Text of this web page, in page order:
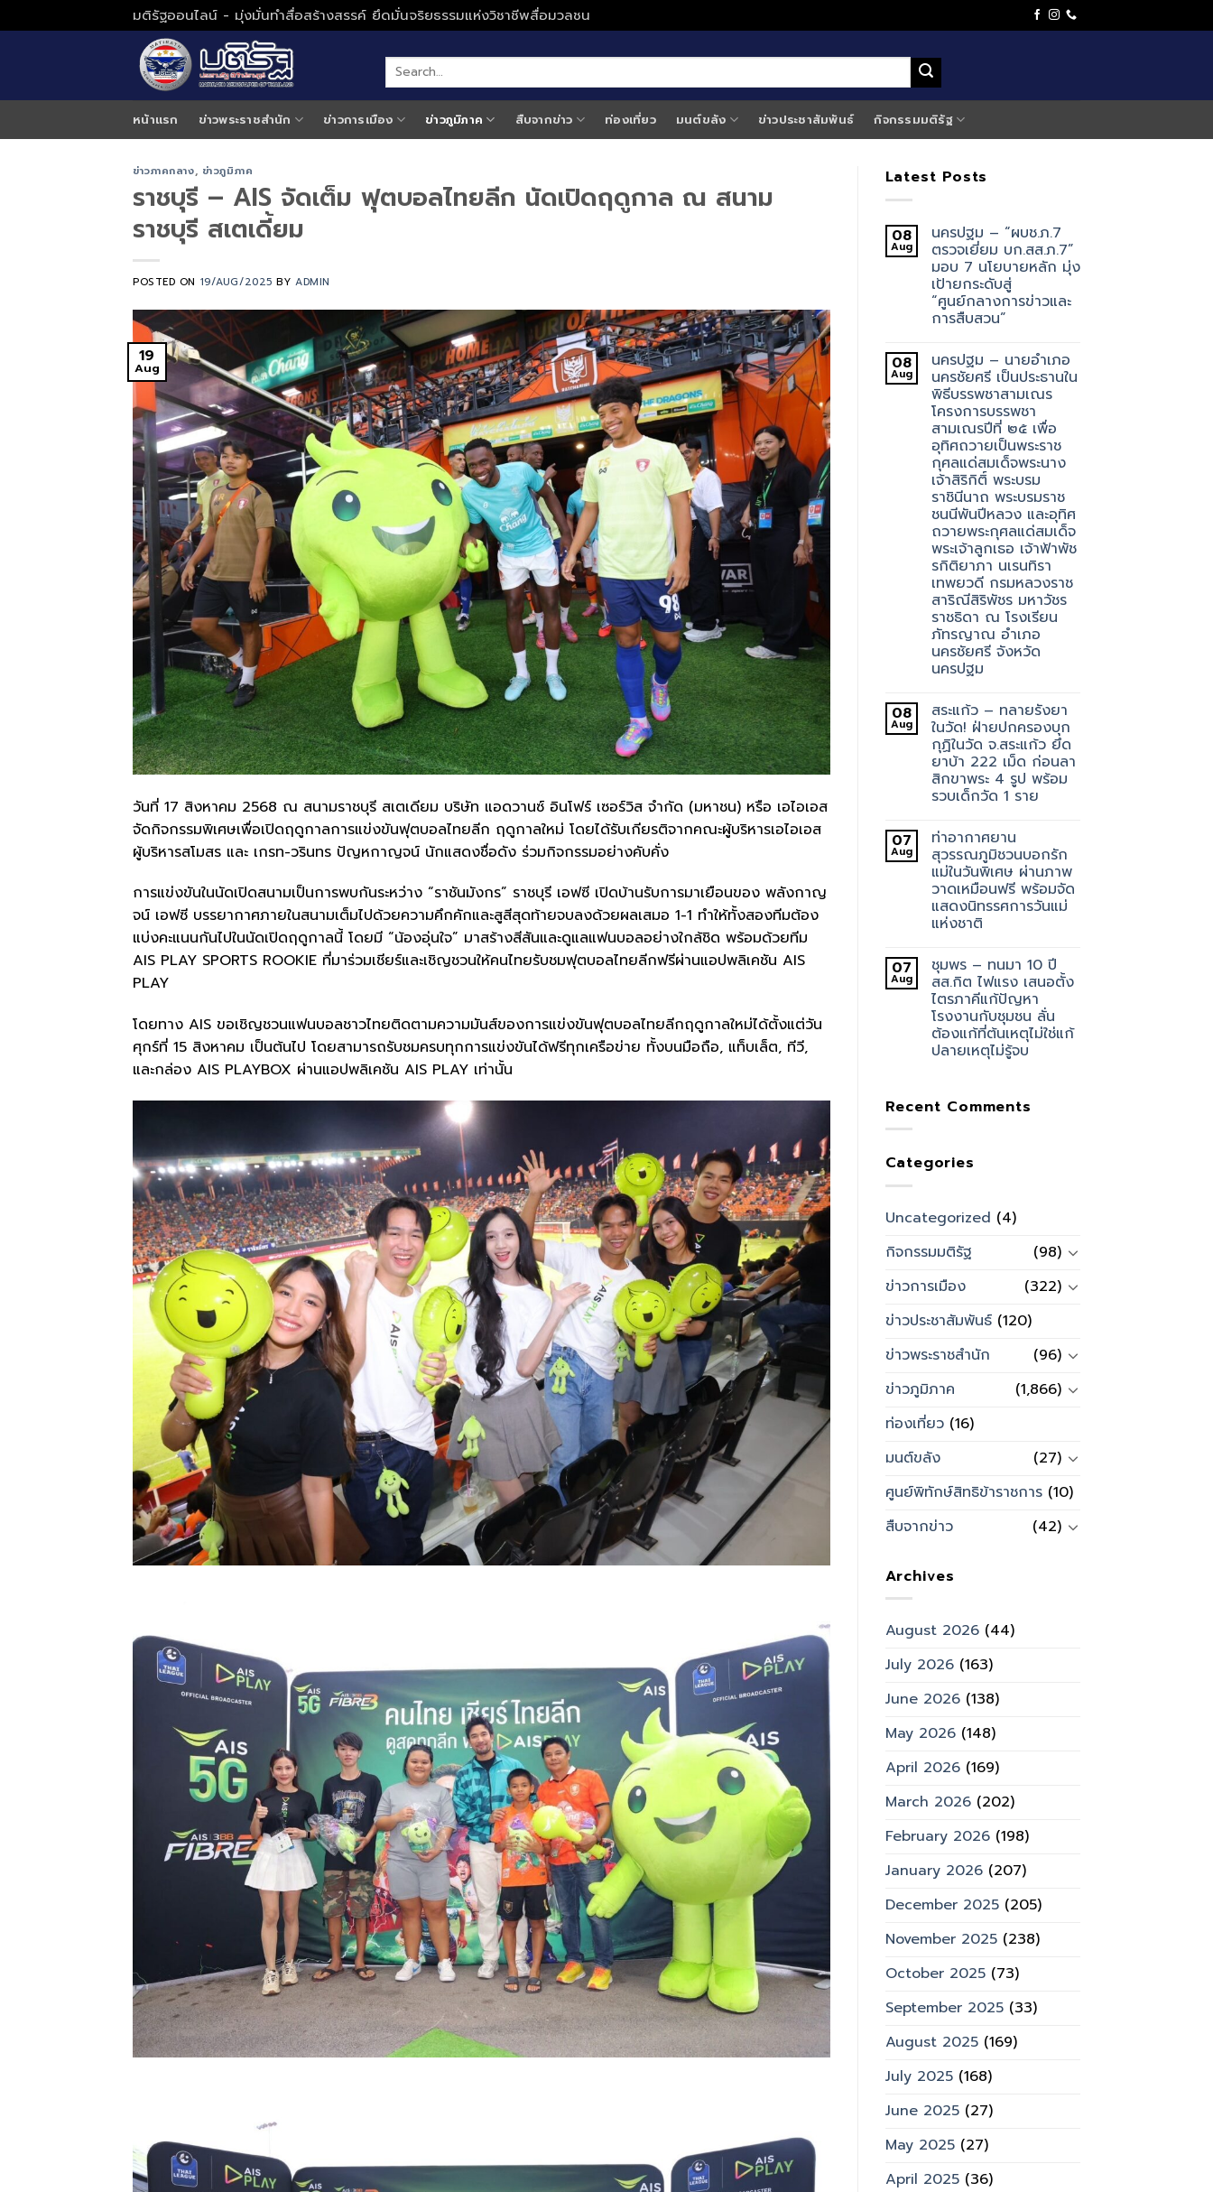
to
มติรัฐออนไลน์ - มุ่งมั่นทำสื่อสร้างสรรค์ ยึดมั่นจริยธรรมแห่งวิชาชีพสื่อมวลชน
หน้าแรก ข่าวพระราชสำนัก ข่าวการเมือง ข่าวภูมิภาค สืบจากข่าว ท่องเที่ยว มนต์ขลัง ข่าวประชาสัมพันธ์ กิจกรรมมติรัฐ
ข่าวภาคกลาง, ข่าวภูมิภาค
ราชบุรี – AIS จัดเต็ม ฟุตบอลไทยลีก นัดเปิดฤดูกาล ณ สนาม
ราชบุรี สเตเดี้ยม
POSTED ON 19/AUG/2025 BYADMIN
19
Aug
วันที่ 17 สิงหาคม 2568 ณ สนามราชบุรี สเตเดียม บริษัท แอดวานซ์ อินโฟร์ เซอร์วิส จำกัด (มหาชน) หรือ เอไอเอส
จัดกิจกรรมพิเศษเพื่อเปิดฤดูกาลการแข่งขันฟุตบอลไทยลีก ฤดูกาลใหม่ โดยได้รับเกียรติจากคณะผู้บริหารเอไอเอส
ผู้บริหารสโมสร และ เกรท-วรินทร ปัญหกาญจน์ นักแสดงชื่อดัง ร่วมกิจกรรมอย่างคับคั่ง
การแข่งขันในนัดเปิดสนามเป็นการพบกันระหว่าง “ราชันมังกร” ราชบุรี เอฟซี เปิดบ้านรับการมาเยือนของ พลังกาญ
จน์ เอฟซี บรรยากาศภายในสนามเต็มไปด้วยความคึกคักและสูสีสุดท้ายจบลงด้วยผลเสมอ 1-1 ทำให้ทั้งสองทีมต้อง
แบ่งคะแนนกันไปในนัดเปิดฤดูกาลนี้ โดยมี “น้องอุ่นใจ” มาสร้างสีสันและดูแลแฟนบอลอย่างใกล้ชิด พร้อมด้วยทีม
AIS PLAY SPORTS ROOKIE ที่มาร่วมเชียร์และเชิญชวนให้คนไทยรับชมฟุตบอลไทยลีกฟรีผ่านแอปพลิเคชัน AIS
PLAY
โดยทาง AIS ขอเชิญชวนแฟนบอลชาวไทยติดตามความมันส์ของการแข่งขันฟุตบอลไทยลีกฤดูกาลใหม่ได้ตั้งแต่วัน
ศุกร์ที่ 15 สิงหาคม เป็นต้นไป โดยสามารถรับชมครบทุกการแข่งขันได้ฟรีทุกเครือข่าย ทั้งบนมือถือ, แท็บเล็ต, ทีวี,
และกล่อง AIS PLAYBOX ผ่านแอปพลิเคชัน AIS PLAY เท่านั้น
Latest Posts
08
Aug
นครปฐม – “ผบช.ภ.7
ตรวจเยี่ยม บก.สส.ภ.7”
มอบ 7 นโยบายหลัก มุ่ง
เป้ายกระดับสู่
“ศูนย์กลางการข่าวและ
การสืบสวน”
08
Aug
นครปฐม – นายอำเภอ
นครชัยศรี เป็นประธานใน
พิธีบรรพชาสามเณร
โครงการบรรพชา
สามเณรปีที่ ๒๕ เพื่อ
อุทิศถวายเป็นพระราช
กุศลแด่สมเด็จพระนาง
เจ้าสิริกิติ์ พระบรม
ราชินีนาถ พระบรมราช
ชนนีพันปีหลวง และอุทิศ
ถวายพระกุศลแด่สมเด็จ
พระเจ้าลูกเธอ เจ้าฟ้าพัช
รกิติยาภา นเรนทิรา
เทพยวดี กรมหลวงราช
สาริณีสิริพัชร มหาวัชร
ราชธิดา ณ โรงเรียน
ภัทรญาณ อำเภอ
นครชัยศรี จังหวัด
นครปฐม
08
Aug
สระแก้ว – ทลายรังยา
ในวัด! ฝ่ายปกครองบุก
กุฏิในวัด จ.สระแก้ว ยึด
ยาบ้า 222 เม็ด ก่อนลา
สิกขาพระ 4 รูป พร้อม
รวบเด็กวัด 1 ราย
07
Aug
ท่าอากาศยาน
สุวรรณภูมิชวนบอกรัก
แม่ในวันพิเศษ ผ่านภาพ
วาดเหมือนฟรี พร้อมจัด
แสดงนิทรรศการวันแม่
แห่งชาติ
07
Aug
ชุมพร – ทนมา 10 ปี
สส.กิต ไฟแรง เสนอตั้ง
ไตรภาคีแก้ปัญหา
โรงงานกับชุมชน ลั่น
ต้องแก้ที่ต้นเหตุไม่ใช่แก้
ปลายเหตุไม่รู้จบ
Recent Comments
Categories
Uncategorized (4)
กิจกรรมมติรัฐ
(98)
ข่าวการเมือง
(322)
ข่าวประชาสัมพันธ์(120)
ข่าวพระราชสำนัก
(96)
ข่าวภูมิภาค
(1,866)
ท่องเที่ยว(16)
มนต์ขลัง
(27)
ศูนย์พิทักษ์สิทธิข้าราชการ(10)
สืบจากข่าว
(42)
Archives
August 2026(44)
July 2026(163)
June 2026(138)
May 2026(148)
April 2026(169)
March 2026(202)
February 2026(198)
January 2026(207)
December 2025(205)
November 2025(238)
October 2025(73)
September 2025(33)
August 2025(169)
July 2025(168)
June 2025(27)
May 2025(27)
April 2025(36)